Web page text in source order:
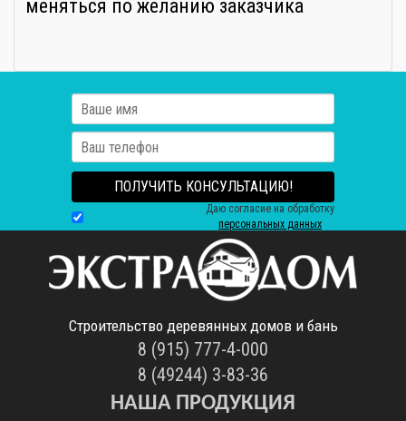
меняться по желанию заказчика
ПОЛУЧИТЬ КОНСУЛЬТАЦИЮ!
Даю согласие на обработку
персональных данных
Строительство деревянных домов и бань
8 (915) 777-4-000
8 (49244) 3-83-36
НАША ПРОДУКЦИЯ